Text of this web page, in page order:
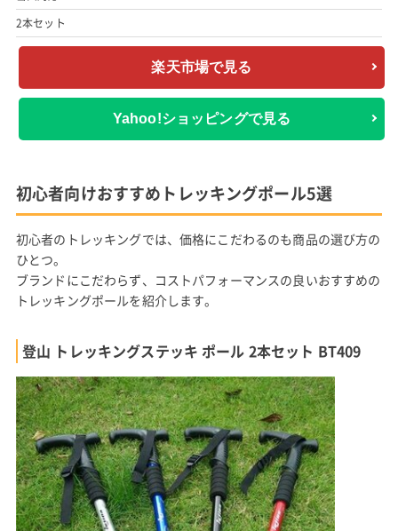
2本セット
楽天市場で見る
Yahoo!ショッピングで見る
初心者向けおすすめトレッキングポール5選
初心者のトレッキングでは、価格にこだわるのも商品の選び方の
ひとつ。
ブランドにこだわらず、コストパフォーマンスの良いおすすめの
トレッキングポールを紹介します。
登山 トレッキングステッキ ポール 2本セット BT409